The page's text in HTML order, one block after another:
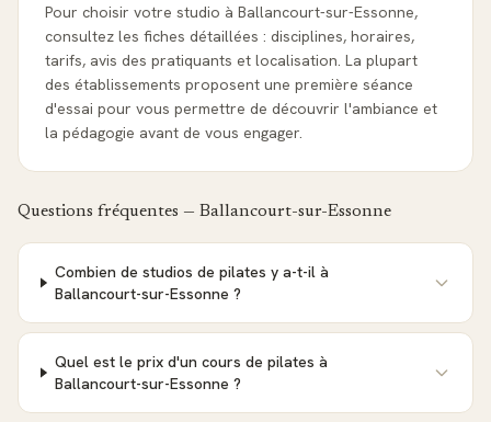
Pour choisir votre studio à Ballancourt-sur-Essonne,
consultez les fiches détaillées : disciplines, horaires,
tarifs, avis des pratiquants et localisation. La plupart
des établissements proposent une première séance
d'essai pour vous permettre de découvrir l'ambiance et
la pédagogie avant de vous engager.
Questions fréquentes — Ballancourt-sur-Essonne
Combien de studios de pilates y a-t-il à
Ballancourt-sur-Essonne ?
Quel est le prix d'un cours de pilates à
Ballancourt-sur-Essonne ?